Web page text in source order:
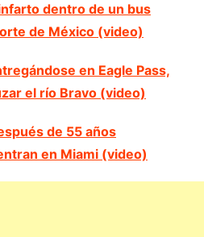
dentro de un bus
de México (video)
en Eagle Pass,
el río Bravo (video)
de 55 años
en Miami (video)